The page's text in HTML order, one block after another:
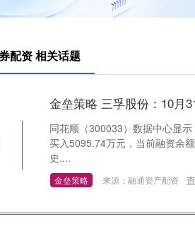
配资 相关话题
金垒策略 三孚股份：10月
同花顺（300033）数据中心显
买入5095.74万元，当前融资余
史....
金垒策略 来源：融通资产配资